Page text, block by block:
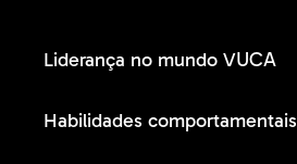
Liderança no mundo VUCA
Habilidades comportamentais